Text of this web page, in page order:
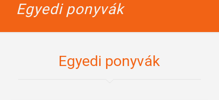
Egyedi ponyvák
Egyedi ponyvák